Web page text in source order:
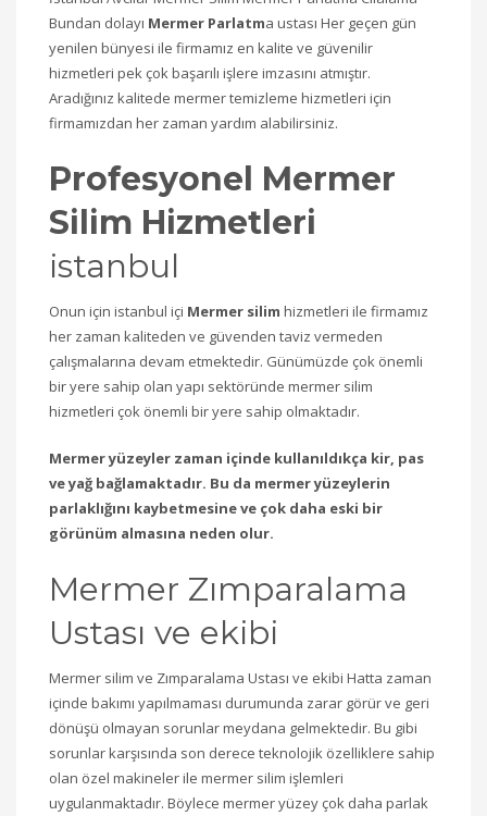
Bundan dolayı Mermer Parlatma ustası Her geçen gün
yenilen bünyesi ile firmamız en kalite ve güvenilir
hizmetleri pek çok başarılı işlere imzasını atmıştır.
Aradığınız kalitede mermer temizleme hizmetleri için
firmamızdan her zaman yardım alabilirsiniz.
Profesyonel Mermer
Silim Hizmetleri
istanbul
Onun için istanbul içi Mermer silim hizmetleri ile firmamız
her zaman kaliteden ve güvenden taviz vermeden
çalışmalarına devam etmektedir. Günümüzde çok önemli
bir yere sahip olan yapı sektöründe mermer silim
hizmetleri çok önemli bir yere sahip olmaktadır.
Mermer yüzeyler zaman içinde kullanıldıkça kir, pas
ve yağ bağlamaktadır. Bu da mermer yüzeylerin
parlaklığını kaybetmesine ve çok daha eski bir
görünüm almasına neden olur.
Mermer Zımparalama
Ustası ve ekibi
Mermer silim ve Zımparalama Ustası ve ekibi Hatta zaman
içinde bakımı yapılmaması durumunda zarar görür ve geri
dönüşü olmayan sorunlar meydana gelmektedir. Bu gibi
sorunlar karşısında son derece teknolojik özelliklere sahip
olan özel makineler ile mermer silim işlemleri
uygulanmaktadır. Böylece mermer yüzey çok daha parlak